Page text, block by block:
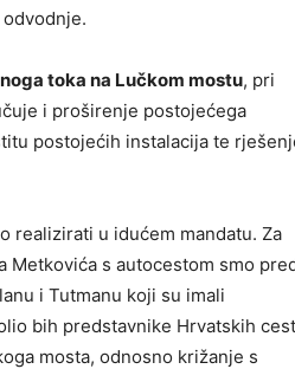
toka na Lučkom mostu, pri
i proširenje postojećega
postojećih instalacija te
realizirati u idućem mandatu. Za
Metkovića s autocestom smo
i Tutmanu koji su imali
bih predstavnike Hrvatskih
mosta, odnosno križanje s